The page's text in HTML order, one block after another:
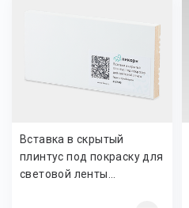
Вставка в скрытый
плинтус под покраску для
световой ленты...